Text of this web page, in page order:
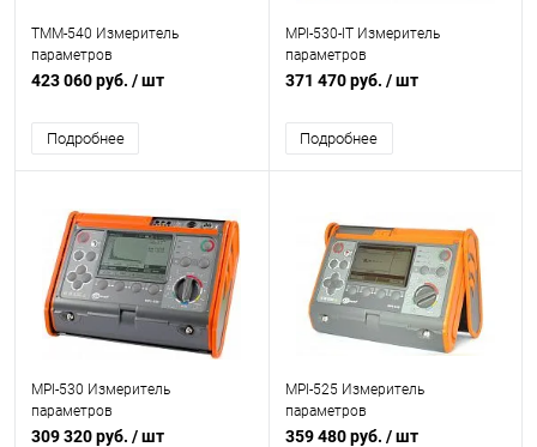
TMM-540 Измеритель
параметров
электробезопасности
423 060 руб. / шт
Подробнее
MPI-530-IT Измеритель
параметров
электробезопасности
371 470 руб. / шт
Подробнее
MPI-530 Измеритель
параметров
электробезопасности
309 320 руб. / шт
MPI-525 Измеритель
параметров
электробезопасности
359 480 руб. / шт